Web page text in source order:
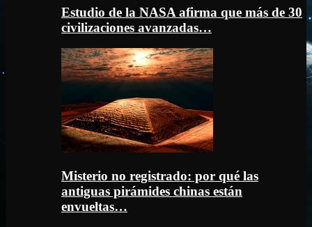
Estudio de la NASA afirma que más de 30
civilizaciones avanzadas…
Misterio no registrado: por qué las
antiguas pirámides chinas están
envueltas…